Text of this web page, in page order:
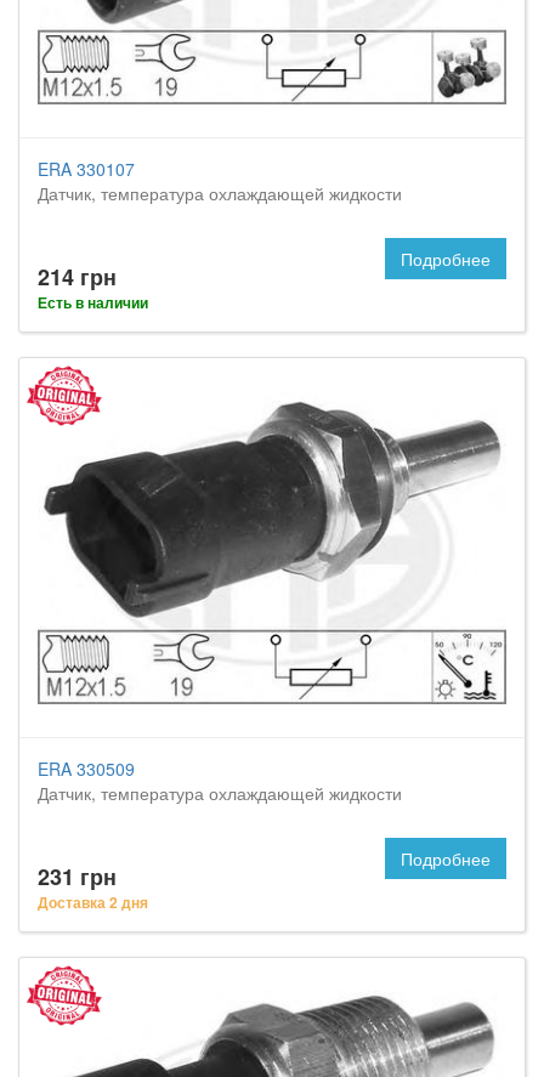
ERA 330107
Датчик, температура охлаждающей жидкости
214 грн
Есть в наличии
Подробнее
ERA 330509
Датчик, температура охлаждающей жидкости
231 грн
Доставка 2 дня
Подробнее